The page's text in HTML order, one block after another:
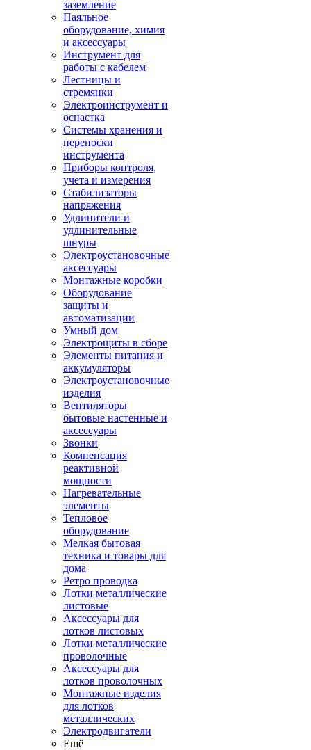
заземление
Паяльное
оборудование, химия
и аксессуары
Инструмент для
работы с кабелем
Лестницы и
стремянки
Электроинструмент и
оснастка
Системы хранения и
переноски
инструмента
Приборы контроля,
учета и измерения
Стабилизаторы
напряжения
Удлинители и
удлинительные
шнуры
Электроустановочные
аксессуары
Монтажные коробки
Оборудование
защиты и
автоматизации
Умный дом
Электрощиты в сборе
Элементы питания и
аккумуляторы
Электроустановочные
изделия
Вентиляторы
бытовые настенные и
аксессуары
Звонки
Компенсация
реактивной
мощности
Нагревательные
элементы
Тепловое
оборудование
Мелкая бытовая
техника и товары для
дома
Ретро проводка
Лотки металлические
листовые
Аксессуары для
лотков листовых
Лотки металлические
проволочные
Аксессуары для
лотков проволочных
Монтажные изделия
для лотков
металлических
Электродвигатели
Ещё